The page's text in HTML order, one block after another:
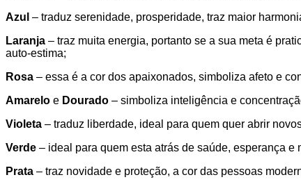
Azul – traduz serenidade, prosperidade, traz maior
Laranja – traz muita energia, portanto se a sua meta é
auto-estima;
Rosa – essa é a cor dos apaixonados, simboliza afeto e
Amarelo e Dourado – simboliza inteligência e
Violeta – traduz liberdade, ideal para quem quer abrir
Verde – ideal para quem esta atrás de saúde, esperança
Prata – traz novidade e proteção, a cor das pessoas